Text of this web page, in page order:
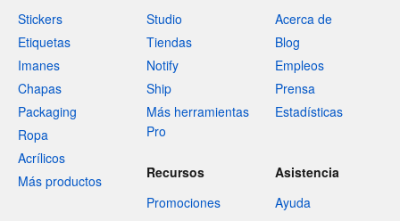
Stickers
Etiquetas
Imanes
Chapas
Packaging
Ropa
Acrílicos
Más productos
Studio
Tiendas
Notify
Ship
Más herramientas
Pro
Acerca de
Blog
Empleos
Prensa
Estadísticas
Recursos
Promociones
Asistencia
Ayuda